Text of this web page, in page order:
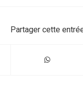
Partager cette